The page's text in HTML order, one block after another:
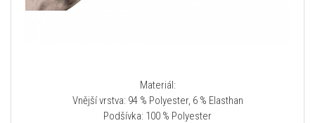
Materiál:
Vnější vrstva: 94 % Polyester, 6 % Elasthan
Podšívka: 100 % Polyester